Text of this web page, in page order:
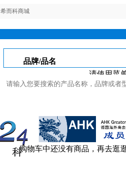
希而科商城
请使用菜
购物车中还没有商品，再去逛
品牌/品名